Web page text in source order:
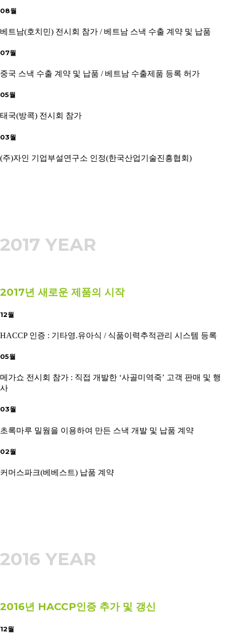
08월
베트남(호치민) 전시회 참가 / 베트남 스낵 수출 계약 및 납품
07월
중국 스낵 수출 계약 및 납품 / 베트남 수출제품 등록 허가
05월
태국(방콕) 전시회 참가
03월
(주)자인 기업부설연구소 인정(한국산업기술진흥협회)
2017 YEAR
2017년 새로운 제품의 시작
12월
HACCP 인증 : 기타영.유아식 / 식품이력추적관리 시스템 등록
05월
메가쇼 전시회 참가 : 직접 개발한 ‘사골미역죽’ 고객 판매 및 행
사
03월
초록마루 밀웜을 이용하여 만든 스낵 개발 및 납품 계약
02월
커머스파크(베베스트) 납품 계약
2016 YEAR
2016년 HACCP인증 추가 및 갱신
12월